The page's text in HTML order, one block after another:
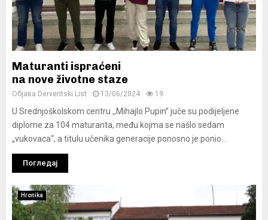
Maturanti ispraćeni
na nove životne staze
Објава Derventski List 13/06/2024 19
U Srednjoškolskom centru ,,Mihajlo Pupin” juče su podijeljene
diplome za 104 maturanta, među kojma se našlo sedam
„vukovaca“, a titulu učenika generacije ponosno je ponio...
Погледај
Hronika